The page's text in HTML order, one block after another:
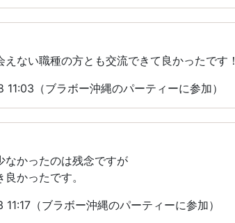
ない職種の方とも交流できて良かったです！
（ブラボー沖縄のパーティーに参加）
なかったのは残念ですが
かったです。
（ブラボー沖縄のパーティーに参加）